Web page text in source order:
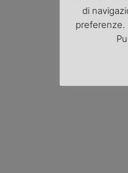
di
preferenze.